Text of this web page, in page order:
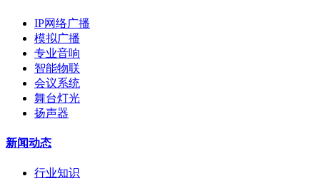
IP网络广播
模拟广播
专业音响
智能物联
会议系统
舞台灯光
扬声器
新闻动态
行业知识